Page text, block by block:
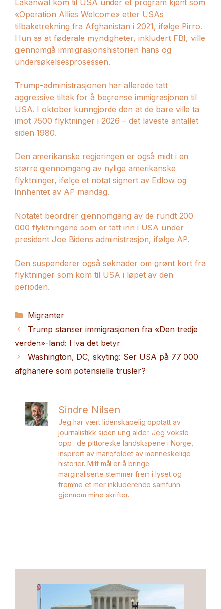
Lakanwal kom til USA under et program kjent som
«Operation Allies Welcome» etter USAs
tilbaketrekning fra Afghanistan i 2021, ifølge Pirro.
Hun sa at føderale myndigheter, inkludert FBI, ville
gjennomgå immigrasjonshistorien hans og
undersøkelsesprosessen.
Trump-administrasjonen har allerede tatt
aggressive tiltak for å begrense immigrasjonen til
USA. I oktober kunngjorde den at de bare ville ta
imot 7500 flyktninger i 2026 – det laveste antallet
siden 1980.
Den amerikanske regjeringen er også midt i en
større gjennomgang av nylige amerikanske
flyktninger, ifølge et notat signert av Edlow og
innhentet av AP mandag.
Notatet beordrer gjennomgang av de rundt 200
000 flyktningene som er tatt inn i USA under
president Joe Bidens administrasjon, ifølge AP.
Den suspenderer også søknader om grønt kort fra
flyktninger som kom til USA i løpet av den
perioden.
Kategorier
Migranter
Trump stanser immigrasjonen fra «Den tredje
verden»-land: Hva det betyr
Washington, DC, skyting: Ser USA på 77 000
afghanere som potensielle trusler?
Sindre Nilsen
Jeg har vært lidenskapelig opptatt av
journalistikk siden ung alder. Jeg vokste
opp i de pittoreske landskapene i Norge,
inspirert av mangfoldet av menneskelige
historier. Mitt mål er å bringe
marginaliserte stemmer frem i lyset og
fremme et mer inkluderende samfunn
gjennom mine skrifter.